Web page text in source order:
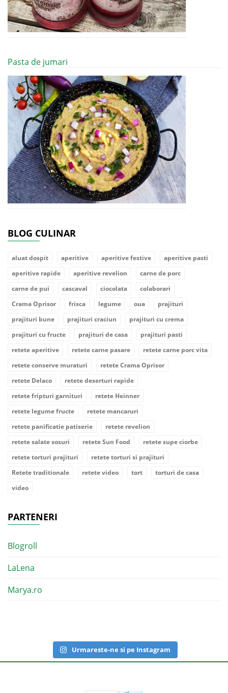
Pasta de jumari
BLOG CULINAR
aluat dospit aperitive aperitive festive
aperitive pasti
aperitive rapide
aperitive revelion
carne de porc
carne de pui
cascaval ciocolata
colaborari
Crama Oprisor
frisca legume oua
prajituri
prajituri bune
prajituri craciun
prajituri cu crema
prajituri cu fructe
prajituri de casa
prajituri pasti
retete aperitive
retete carne pasare
retete carne porc vita
retete conserve muraturi
retete Crama Oprisor
retete Delaco
retete deserturi rapide
retete fripturi garnituri
retete Heinner
retete legume fructe
retete mancaruri
retete panificatie patiserie
retete revelion
retete salate sosuri
retete Sun Food
retete supe ciorbe
retete torturi prajituri
retete torturi si prajituri
Retete traditionale
retete video tort
torturi de casa
video
PARTENERI
Blogroll
LaLena
Marya.ro
Urmareste-ne si pe Instagram